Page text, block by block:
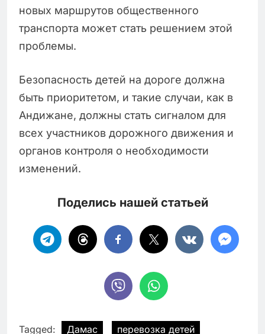
новых маршрутов общественного
транспорта может стать решением этой
проблемы.
Безопасность детей на дороге должна
быть приоритетом, и такие случаи, как в
Андижане, должны стать сигналом для
всех участников дорожного движения и
органов контроля о необходимости
изменений.
Поделись нашей статьей
Tagged: Дамас перевозка детей